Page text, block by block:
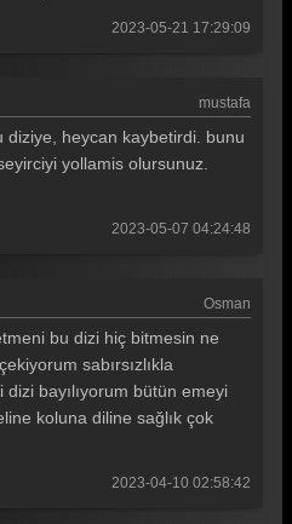
2023-05-21 17:29:09
mustafa
heycan kaybetirdi. bunu
yollamis olursunuz.
2023-05-07 04:24:48
Osman
bu dizi hiç bitmesin ne
sabırsızlıkla
bayılıyorum bütün emeyi
koluna diline sağlık çok
2023-04-10 02:58:42